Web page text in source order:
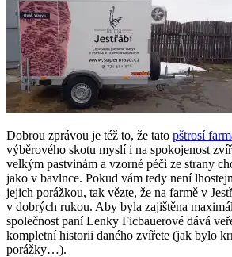
Dobrou zprávou je též to, že tato pštrosí
výběrového skotu myslí i na spokojenost
velkým pastvinám a vzorné péči ze strany
jako v bavlnce. Pokud vám tedy není
jejich porážkou, tak vězte, že na farmě v
v dobrých rukou. Aby byla zajištěna
společnost paní Lenky Ficbauerové dává
kompletní historii daného zvířete (jak bylo
porážky…).